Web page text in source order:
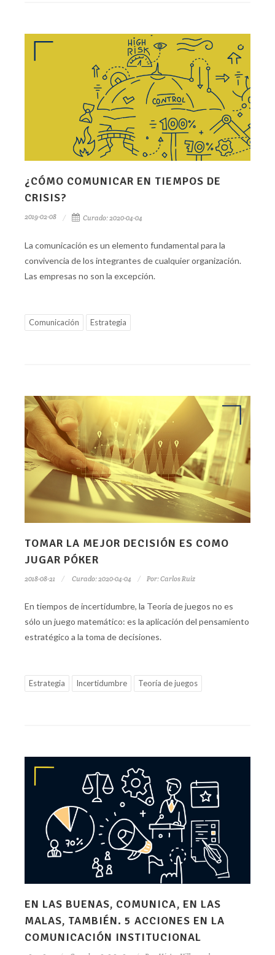
¿CÓMO COMUNICAR EN TIEMPOS DE
CRISIS?
2019-02-08 Curado: 2020-04-04
​La comunicación es un elemento fundamental para la
convivencia de los integrantes de cualquier organización.
Las empresas no son la excepción.
Comunicación Estrategia
TOMAR LA MEJOR DECISIÓN ES COMO
JUGAR PÓKER
2018-08-21 Curado: 2020-04-04 Por:Carlos Ruiz
En tiempos de incertidumbre, la Teoría de juegos no es
sólo un juego matemático: es la aplicación del pensamiento
estratégico a la toma de decisiones.
Estrategia Incertidumbre Teoría de juegos
EN LAS BUENAS, COMUNICA, EN LAS
MALAS, TAMBIÉN. 5 ACCIONES EN LA
COMUNICACIÓN INSTITUCIONAL